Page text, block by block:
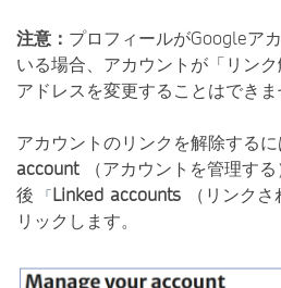
注意： プロフィールがGoogleア
いる場合、アカウントが「リン
アドレスを変更することはできま
アカウントのリンクを解除する
account（アカウントを管理す
後 「Linked accounts
（リンク
リックします。